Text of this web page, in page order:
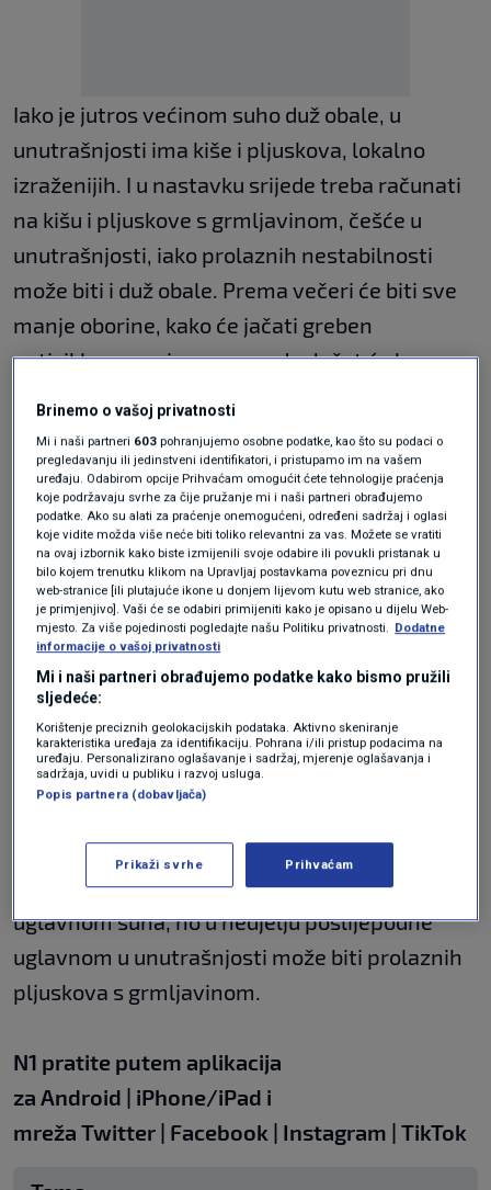
Iako je jutros većinom suho duž obale, u
unutrašnjosti ima kiše i pljuskova, lokalno
izraženijih. I u nastavku srijede treba računati
na kišu i pljuskove s grmljavinom, češće u
unutrašnjosti, iako prolaznih nestabilnosti
može biti i duž obale. Prema večeri će biti sve
manje oborine, kako će jačati greben
anticiklone sa sjeverozapada. Jačat će bura na
računati na olujne udare, na što upozorava
sustav Meteoalarm Državnog
hidrometeorološkog zavoda.
U četvrtak kiše i pljuskova može još biti
uglavnom u gorju, na istoku i jugu zemlje.
Drugdje će biti većinom suho.
Petak će u većini krajeva biti uglavnom suh,
lokalnih nestabilnosti može biti na području
Dalmacije. Ponovno malo toplije.
Potpune stabilizacije vremena nema ni u
danima vikenda. Subota će posvuda biti
uglavnom suha, no u nedjelju poslijepodne
uglavnom u unutrašnjosti može biti prolaznih
pljuskova s grmljavinom.
N1 pratite putem aplikacija
za Android | iPhone/iPad i
mreža Twitter | Facebook | Instagram | TikTok
Brinemo o vašoj privatnosti
Mi i naši partneri 603 pohranjujemo osobne podatke, kao što su podaci o
pregledavanju ili jedinstveni identifikatori, i pristupamo im na vašem
uređaju. Odabirom opcije Prihvaćam omogućit ćete tehnologije praćenja
koje podržavaju svrhe za čije pružanje mi i naši partneri obrađujemo
podatke. Ako su alati za praćenje onemogućeni, određeni sadržaj i oglasi
koje vidite možda više neće biti toliko relevantni za vas. Možete se vratiti
na ovaj izbornik kako biste izmijenili svoje odabire ili povukli pristanak u
bilo kojem trenutku klikom na Upravljaj postavkama poveznicu pri dnu
web-stranice [ili plutajuće ikone u donjem lijevom kutu web stranice, ako
je primjenjivo]. Vaši će se odabiri primijeniti kako je opisano u dijelu Web-
mjesto. Za više pojedinosti pogledajte našu Politiku privatnosti. Dodatne
informacije o vašoj privatnosti
Mi i naši partneri obrađujemo podatke kako bismo pružili
sljedeće:
Korištenje preciznih geolokacijskih podataka. Aktivno skeniranje
karakteristika uređaja za identifikaciju. Pohrana i/ili pristup podacima na
uređaju. Personalizirano oglašavanje i sadržaj, mjerenje oglašavanja i
sadržaja, uvidi u publiku i razvoj usluga.
Popis partnera (dobavljača)
Prikaži svrhe Prihvaćam